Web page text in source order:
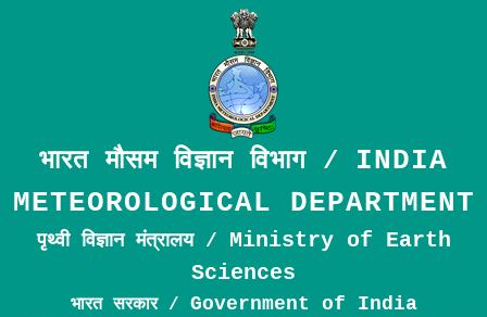
भारत मौसम विज्ञान विभाग / INDIA
METEOROLOGICAL DEPARTMENT
पृथ्वी विज्ञान मंत्रालय / Ministry of Earth
Sciences
भारत सरकार / Government of India